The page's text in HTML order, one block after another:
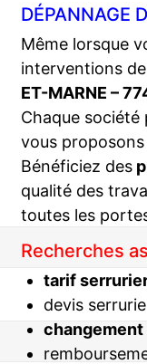
DÉPANNAGE
Même lorsque
interventions
ET-MARNE –
Chaque
vous proposons
Bénéficiez des
qualité des
toutes les
Recherches
tarif serrurier
devis
changement